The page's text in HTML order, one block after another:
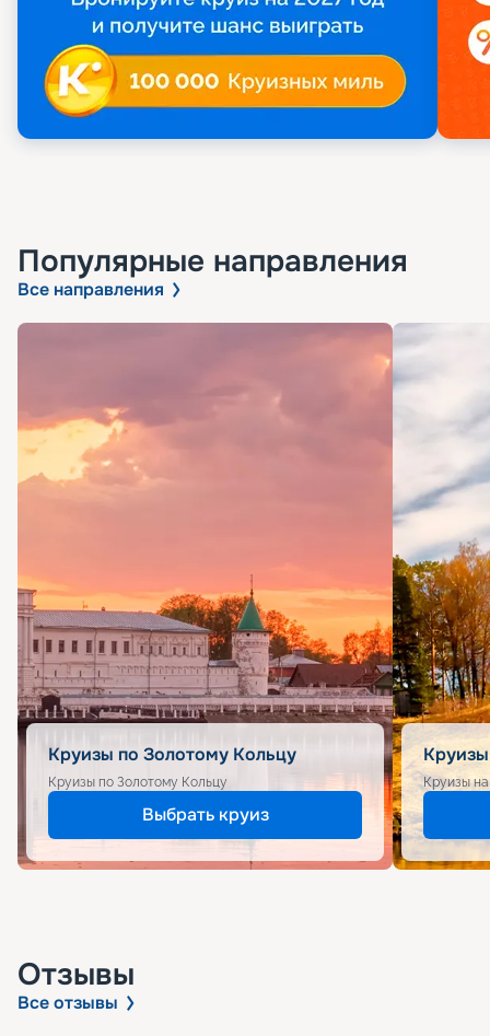
Популярные направления
Все направления
Круизы по Золотому Кольцу
Круизы по Золотому Кольцу
Выбрать круиз
Круизы
Отзывы
Все отзывы